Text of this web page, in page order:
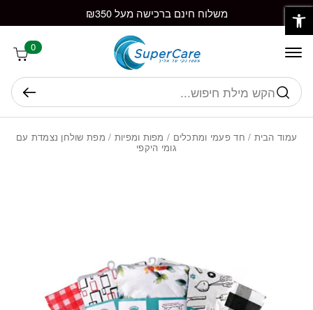
Skip to Content משלוח חינם ברכישה מעל ₪350
0
חיפוש
עמוד הבית / חד פעמי ומתכלים / מפות ומפיות / מפת שולחן נצמדת עם
גומי היקפי
בחזרה למעלה
פתח סרגל נגישות